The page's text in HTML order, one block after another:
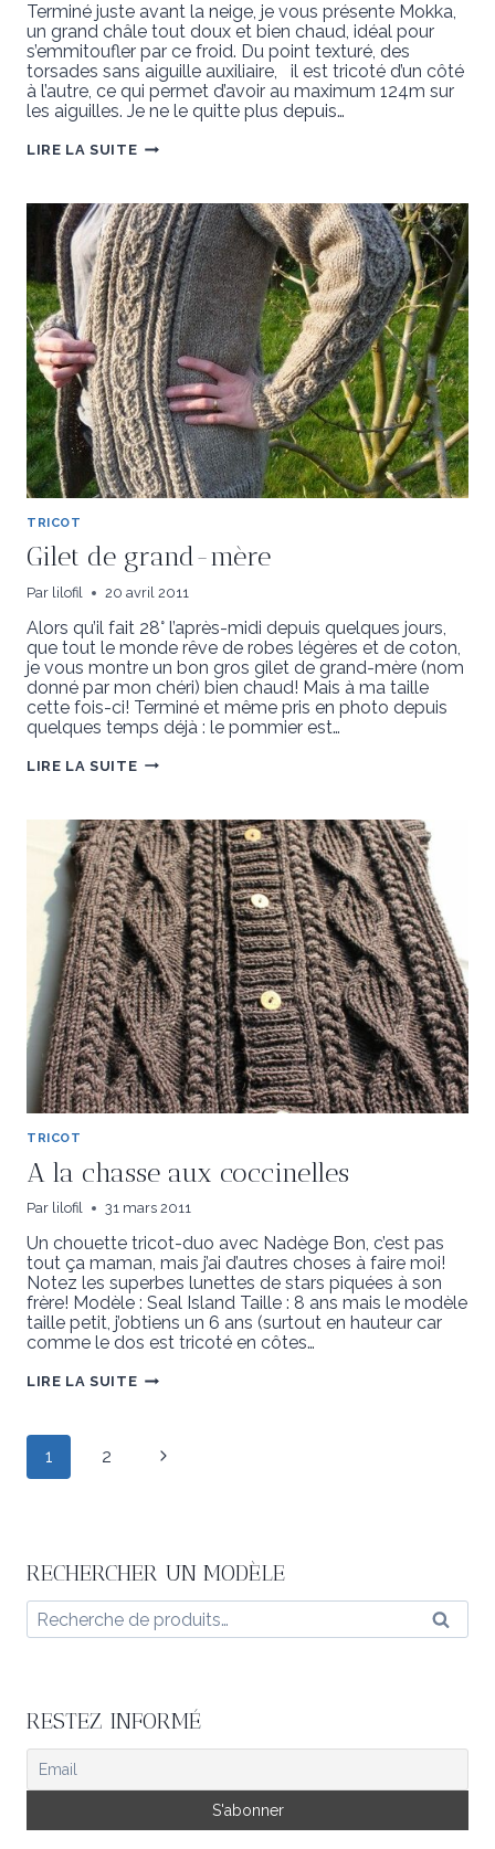
Terminé juste avant la neige, je vous présente Mokka,
un grand châle tout doux et bien chaud, idéal pour
s’emmitoufler par ce froid. Du point texturé, des
torsades sans aiguille auxiliaire, il est tricoté d’un côté
à l’autre, ce qui permet d’avoir au maximum 124m sur
les aiguilles. Je ne le quitte plus depuis…
LIRE LA SUITEMOKKA
TRICOT
Gilet de grand-mère
Par lilofil 20 avril 2011
Alors qu’il fait 28° l’après-midi depuis quelques jours,
que tout le monde rêve de robes légères et de coton,
je vous montre un bon gros gilet de grand-mère (nom
donné par mon chéri) bien chaud! Mais à ma taille
cette fois-ci! Terminé et même pris en photo depuis
quelques temps déjà : le pommier est…
LIRE LA SUITEGILET
DE
TRICOT
A la chasse aux coccinelles
Par lilofil 31 mars 2011
Un chouette tricot-duo avec Nadège Bon, c’est pas
tout ça maman, mais j’ai d’autres choses à faire moi!
Notez les superbes lunettes de stars piquées à son
frère! Modèle : Seal Island Taille : 8 ans mais le modèle
taille petit, j’obtiens un 6 ans (surtout en hauteur car
comme le dos est tricoté en côtes…
LIRE LA SUITEA
Navigation
de
1 2
Page
RECHERCHER UN MODÈLE
Recherche
pour :
RESTEZ INFORMÉ